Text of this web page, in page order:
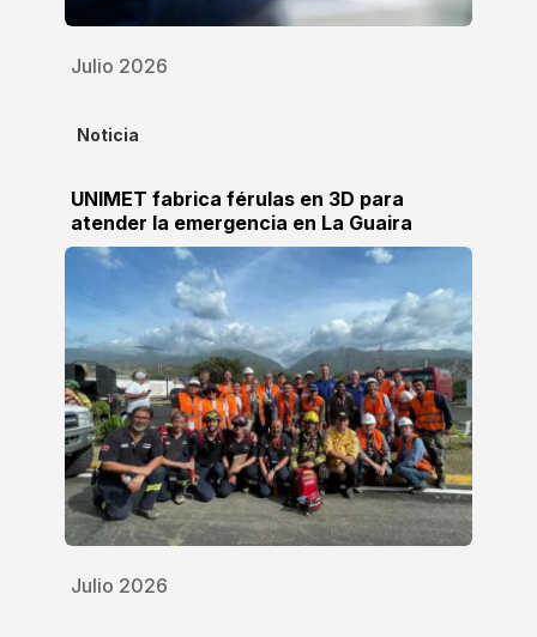
Julio 2026
Noticia
UNIMET fabrica férulas en 3D para
atender la emergencia en La Guaira
Julio 2026